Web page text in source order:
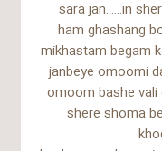
sara jan……in
ham ghashang
mikhastam begam
janbeye omoomi
omoom bashe
shere shoma